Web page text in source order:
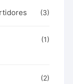
(3)
(1)
(2)